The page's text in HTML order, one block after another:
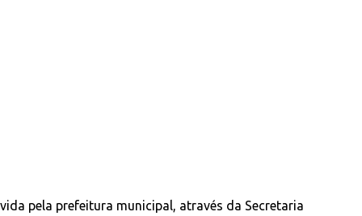
pela prefeitura municipal, através da Secretaria